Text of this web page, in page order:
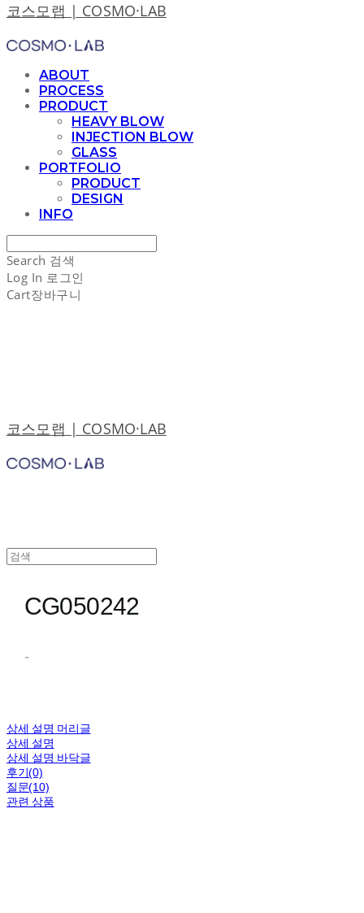
코스모랩 | COSMO·LAB
ABOUT
PROCESS
PRODUCT
HEAVY BLOW
INJECTION BLOW
GLASS
PORTFOLIO
PRODUCT
DESIGN
INFO
Search 검색
Log In 로그인
Cart장바구니
코스모랩 | COSMO·LAB
CG050242
-
상세 설명 머리글
상세 설명
상세 설명 바닥글
후기(0)
질문(10)
관련 상품